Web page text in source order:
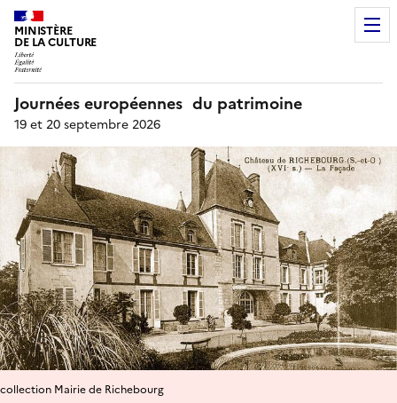
MINISTÈRE
DE LA CULTURE
Journées européennes du patrimoine
19 et 20 septembre 2026
collection Mairie de Richebourg